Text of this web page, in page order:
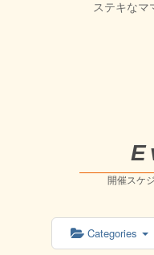
ステキなマ
開催スケ
Categories